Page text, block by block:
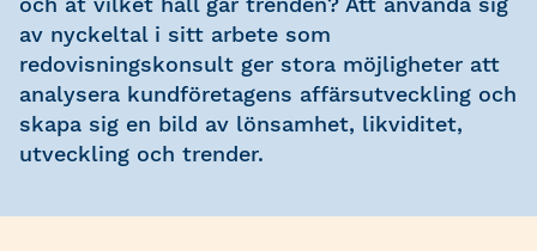
av nyckeltal i sitt arbete som
redovisningskonsult ger stora möjligheter att
analysera kundföretagens affärsutveckling och
skapa sig en bild av lönsamhet, likviditet,
utveckling och trender.